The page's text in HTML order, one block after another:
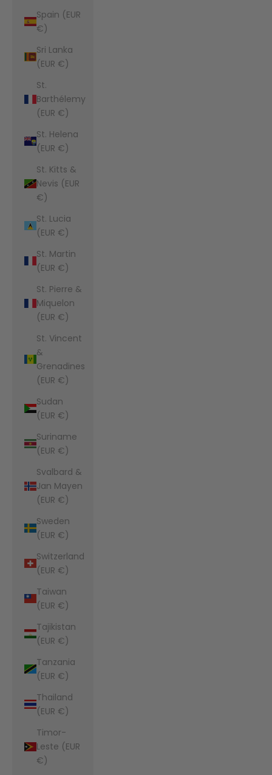
Spain (EUR
€)
Sri Lanka
(EUR €)
St.
Barthélemy
(EUR €)
St. Helena
(EUR €)
St. Kitts &
Nevis (EUR
€)
St. Lucia
(EUR €)
St. Martin
(EUR €)
St. Pierre &
Miquelon
(EUR €)
St. Vincent
&
Grenadines
(EUR €)
Sudan
(EUR €)
Suriname
(EUR €)
Svalbard &
Jan Mayen
(EUR €)
Sweden
(EUR €)
Switzerland
(EUR €)
Taiwan
(EUR €)
Tajikistan
(EUR €)
Tanzania
(EUR €)
Thailand
(EUR €)
Timor-
Leste (EUR
€)